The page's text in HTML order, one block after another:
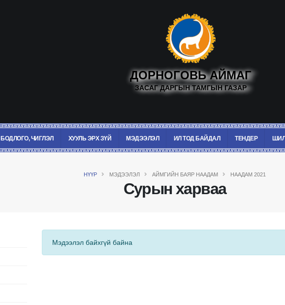
ДОРНОГОВЬ АЙМАГ
ЗАСАГ ДАРГЫН ТАМГЫН ГАЗАР
БОДЛОГО, ЧИГЛЭЛ ХУУЛЬ ЭРХ ЗҮЙ МЭДЭЭЛЭЛ ИЛ ТОД БАЙДАЛ ТЕНДЕР
Сурын харваа
НҮҮР МЭДЭЭЛЭЛ АЙМГИЙН БАЯР НААДАМ НААДАМ 2021
Мэдээлэл байхгүй байна